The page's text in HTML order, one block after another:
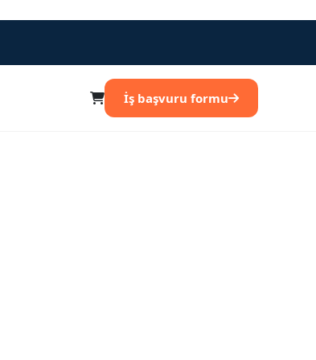
İş başvuru formu